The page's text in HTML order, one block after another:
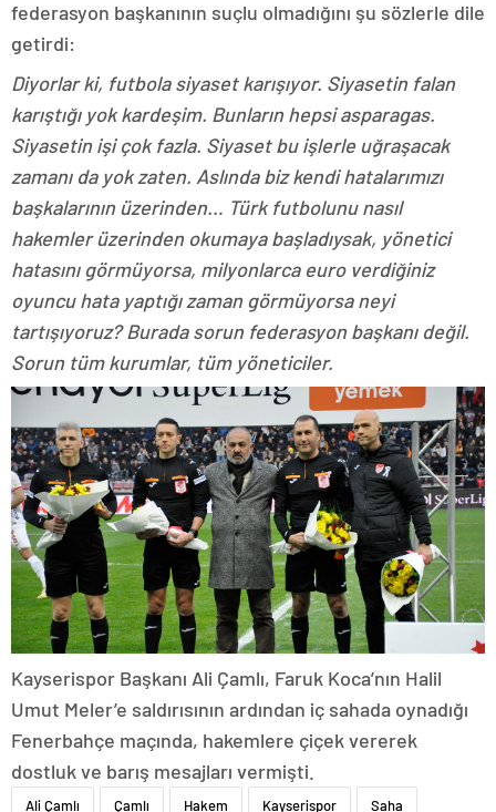
federasyon başkanının suçlu olmadığını şu sözlerle dile
getirdi:
Diyorlar ki, futbola siyaset karışıyor. Siyasetin falan
karıştığı yok kardeşim. Bunların hepsi asparagas.
Siyasetin işi çok fazla. Siyaset bu işlerle uğraşacak
zamanı da yok zaten. Aslında biz kendi hatalarımızı
başkalarının üzerinden… Türk futbolunu nasıl
hakemler üzerinden okumaya başladıysak, yönetici
hatasını görmüyorsa, milyonlarca euro verdiğiniz
oyuncu hata yaptığı zaman görmüyorsa neyi
tartışıyoruz? Burada sorun federasyon başkanı değil.
Sorun tüm kurumlar, tüm yöneticiler.
Kayserispor Başkanı Ali Çamlı, Faruk Koca’nın Halil
Umut Meler’e saldırısının ardından iç sahada oynadığı
Fenerbahçe maçında, hakemlere çiçek vererek
dostluk ve barış mesajları vermişti.
Ali Çamlı Çamlı Hakem Kayserispor Saha